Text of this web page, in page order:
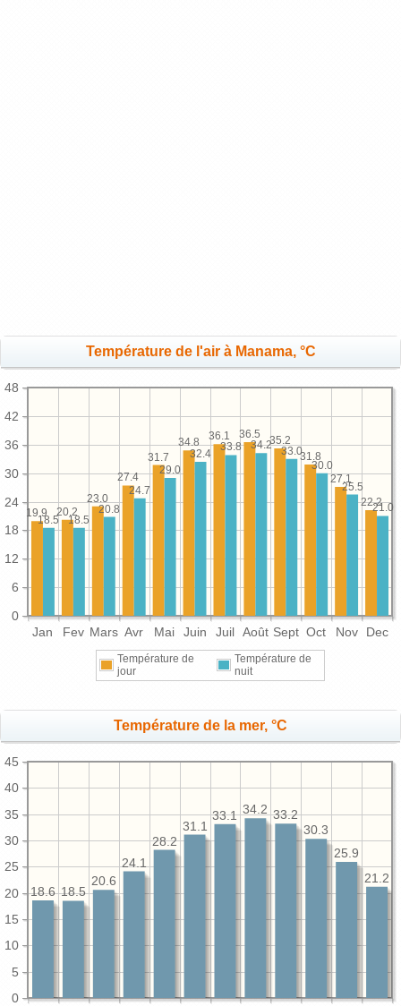
Température de l'air à Manama, °C
Jan Fev Mars Avr Mai Juin Juil Août Sept Oct Nov Dec
0
6
12
18
24
30
36
42
48
22.2
27.1
31.8
35.2
36.5
36.1
34.8
31.7
27.4
23.0
20.2
19.9 21.0
25.5
30.0
33.0
34.2
33.8
32.4
29.0
24.7
20.8
18.5
18.5
Température de
jour
Température de
nuit
Température de la mer, °C
0
5
10
15
20
25
30
35
40
45
21.2
25.9
30.3
33.2
34.2
33.1
31.1
28.2
24.1
20.6
18.5
18.6